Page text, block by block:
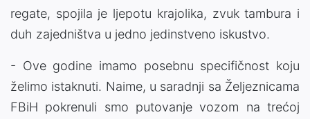
regate, spojila je ljepotu krajolika, zvuk tambura i
duh zajedništva u jedno jedinstveno iskustvo.
- Ove godine imamo posebnu specifičnost koju
želimo istaknuti. Naime, u saradnji sa Željeznicama
FBiH pokrenuli smo putovanje vozom na trećoj